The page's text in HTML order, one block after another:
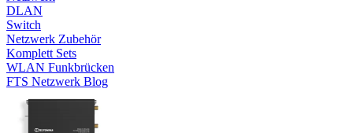
DLAN
Switch
Netzwerk Zubehör
Komplett Sets
WLAN Funkbrücken
FTS Netzwerk Blog